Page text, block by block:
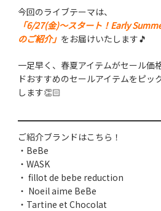
今回のライブテーマは、
「6/27(金)～スタート！Early
のご紹介」 をお届けいたします🎵
一足早く、春夏アイテムがセール価
ドおすすめのセールアイテムをピッ
します👏🏻
ご紹介ブランドはこちら！
・BeBe
・WASK
・ fillot de bebe reduction
・ Noeil aime BeBe
・Tartine et Chocolat